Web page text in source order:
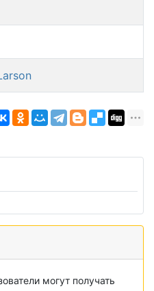
могут получать